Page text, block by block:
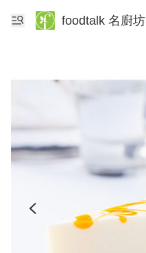
foodtalk 名廚坊